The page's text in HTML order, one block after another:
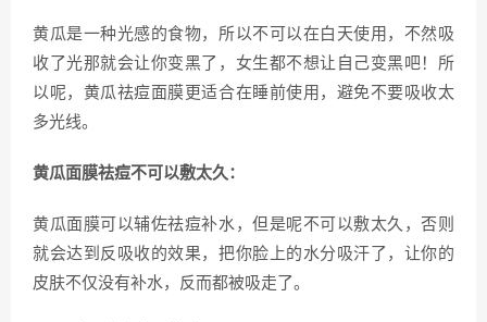
黄瓜是一种光感的食物，所以不可以在白天使用，不然吸
收了光那就会让你变黑了，女生都不想让自己变黑吧！所
以呢，黄瓜祛痘面膜更适合在睡前使用，避免不要吸收太
多光线。
黄瓜面膜祛痘不可以敷太久：
黄瓜面膜可以辅佐祛痘补水，但是呢不可以敷太久，否则
就会达到反吸收的效果，把你脸上的水分吸汗了，让你的
皮肤不仅没有补水，反而都被吸走了。